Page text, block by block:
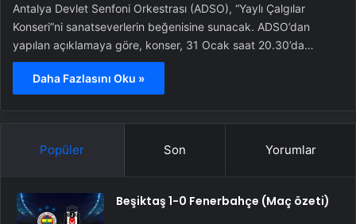
Antalya Devlet Senfoni Orkestrası (ADSO), “Yaylı Çalgılar
Konseri”ni sanatseverlerin beğenisine sunacak. ADSO’dan
yapılan açıklamaya göre, konser, 31 Ocak saat 20.30’da…
Daha Fazlasını Oku »
Popüler Son Yorumlar
Beşiktaş 1-0 Fenerbahçe (Maç özeti)